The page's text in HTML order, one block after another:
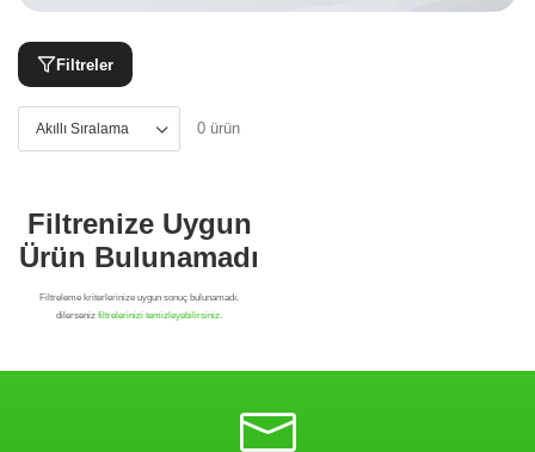
Filtreler
0 ürün